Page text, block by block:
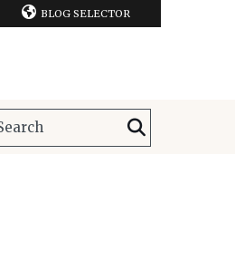
BLOG SELECTOR